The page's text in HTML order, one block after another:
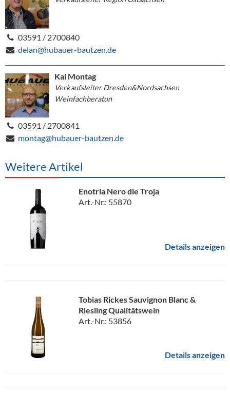
03591 / 2700840
delan@hubauer-bautzen.de
Kai Montag
Verkaufsleiter Dresden&Nordsachsen
Weinfachberatun
03591 / 2700841
montag@hubauer-bautzen.de
Weitere Artikel
Enotria Nero die Troja
Art.-Nr.: 55870
Details anzeigen
Tobias Rickes Sauvignon Blanc &
Riesling Qualitätswein
Art.-Nr.: 53856
Details anzeigen